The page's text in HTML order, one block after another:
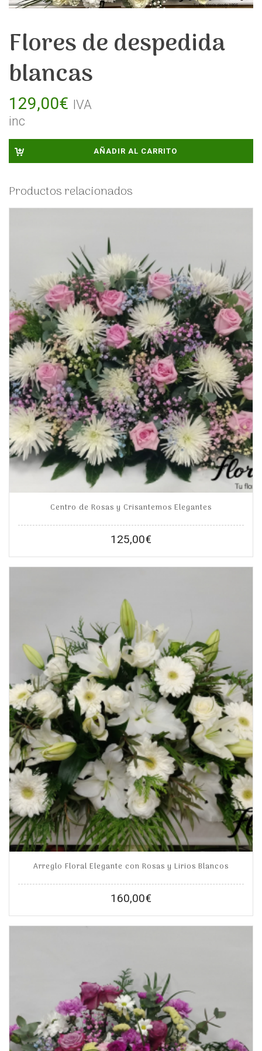
Flores de despedida
blancas
129,00€ IVA
inc
AÑADIR AL CARRITO
Productos relacionados
Centro de Rosas y Crisantemos Elegantes
125,00€
Arreglo Floral Elegante con Rosas y Lirios Blancos
160,00€